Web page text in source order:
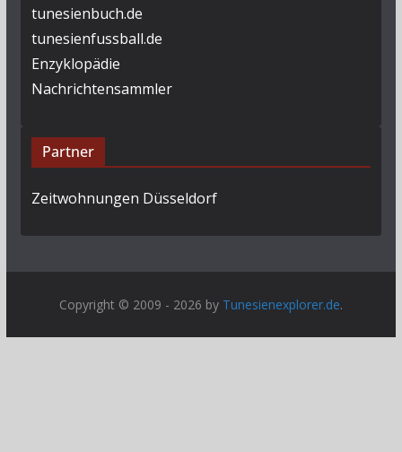
tunesienbuch.de
tunesienfussball.de
Enzyklopädie
Nachrichtensammler
Partner
Zeitwohnungen Düsseldorf
Copyright © 2009 - 2026 by Tunesienexplorer.de.